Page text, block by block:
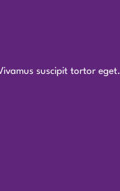
suscipit tortor eget.